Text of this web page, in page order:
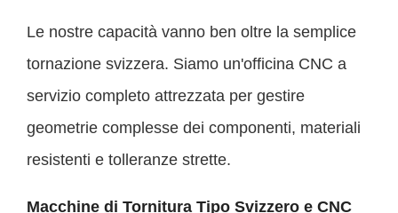
Le nostre capacità vanno ben oltre la semplice
tornazione svizzera. Siamo un'officina CNC a
servizio completo attrezzata per gestire
geometrie complesse dei componenti, materiali
resistenti e tolleranze strette.
Macchine di Tornitura Tipo Svizzero e CNC